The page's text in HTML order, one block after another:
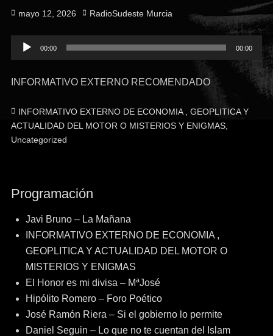
Publicado
mayo 12, 2026 Autor
RadioSudeste Murcia
Reproductor
de
00:00 00:00
INFORMATIVO EXTERNO RECOMENDADO
Categorías
INFORMATIVO EXTERNO DE ECONOMIA , GEOPLITICA Y
ACTUALIDAD DEL MOTOR O MISTERIOS Y ENIGMAS,
Uncategorized
Programación
Javi Bruno – La Mañana
INFORMATIVO EXTERNO DE ECONOMIA ,
GEOPLITICA Y ACTUALIDAD DEL MOTOR O
MISTERIOS Y ENIGMAS
El Honor es mi divisa – MªJosé
Hipólito Romero – Foro Poético
José Ramón Riera – Si el gobierno lo permite
Daniel Seguin – Lo que no te cuentan del Islam